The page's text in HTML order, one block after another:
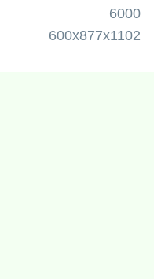
6000
600х877х1102